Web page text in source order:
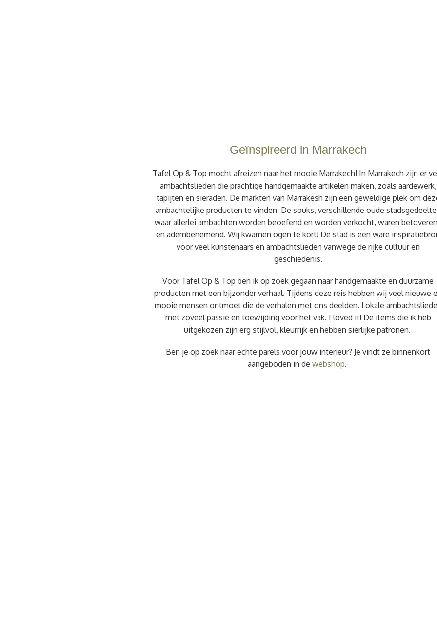
Geïnspireerd in Marrakech
Tafel Op & Top mocht afreizen naar het mooie Marrakech! In Marrakech zijn er
ambachtslieden die prachtige handgemaakte artikelen maken, zoals aardewerk,
tapijten en sieraden. De markten van Marrakesh zijn een geweldige plek om
ambachtelijke producten te vinden. De souks, verschillende oude
waar allerlei ambachten worden beoefend en worden verkocht, waren
en adembenemend. Wij kwamen ogen te kort! De stad is een ware
voor veel kunstenaars en ambachtslieden vanwege de rijke cultuur en
geschiedenis.
Voor Tafel Op & Top ben ik op zoek gegaan naar handgemaakte en duurzame
producten met een bijzonder verhaal. Tijdens deze reis hebben wij veel nieuwe
mooie mensen ontmoet die de verhalen met ons deelden. Lokale
met zoveel passie en toewijding voor het vak. I loved it! De items die ik heb
uitgekozen zijn erg stijlvol, kleurrijk en hebben sierlijke patronen.
Ben je op zoek naar echte parels voor jouw interieur? Je vindt ze binnenkort
aangeboden in de webshop.